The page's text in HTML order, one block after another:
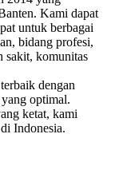
Kami dapat
untuk berbagai
bidang profesi,
sakit, komunitas
dengan
optimal.
ketat, kami
Indonesia.